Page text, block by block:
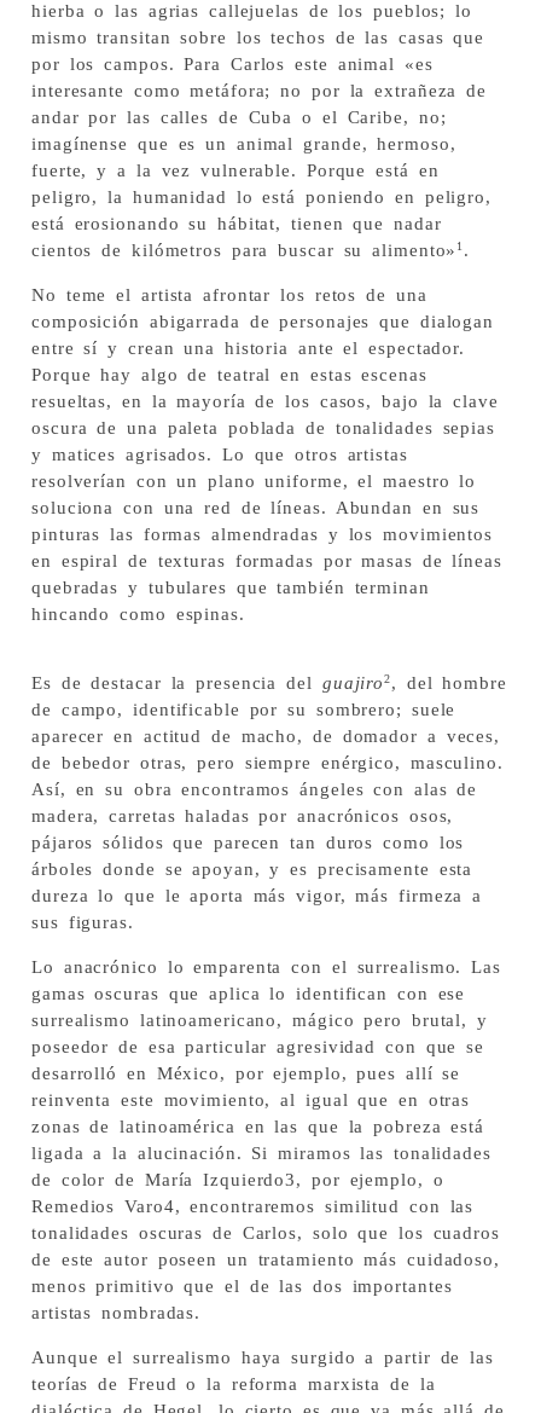
hierba o las agrias callejuelas de los pueblos; lo
mismo transitan sobre los techos de las casas que
por los campos. Para Carlos este animal «es
interesante como metáfora; no por la extrañeza de
andar por las calles de Cuba o el Caribe, no;
imagínense que es un animal grande, hermoso,
fuerte, y a la vez vulnerable. Porque está en
peligro, la humanidad lo está poniendo en peligro,
está erosionando su hábitat, tienen que nadar
cientos de kilómetros para buscar su alimento» 1.
No teme el artista afrontar los retos de una
composición abigarrada de personajes que dialogan
entre sí y crean una historia ante el espectador.
Porque hay algo de teatral en estas escenas
resueltas, en la mayoría de los casos, bajo la clave
oscura de una paleta poblada de tonalidades sepias
y matices agrisados. Lo que otros artistas
resolverían con un plano uniforme, el maestro lo
soluciona con una red de líneas. Abundan en sus
pinturas las formas almendradas y los movimientos
en espiral de texturas formadas por masas de líneas
quebradas y tubulares que también terminan
hincando como espinas.
Es de destacar la presencia del guajiro2, del hombre
de campo, identificable por su sombrero; suele
aparecer en actitud de macho, de domador a veces,
de bebedor otras, pero siempre enérgico, masculino.
Así, en su obra encontramos ángeles con alas de
madera, carretas haladas por anacrónicos osos,
pájaros sólidos que parecen tan duros como los
árboles donde se apoyan, y es precisamente esta
dureza lo que le aporta más vigor, más firmeza a
sus figuras.
Lo anacrónico lo emparenta con el surrealismo. Las
gamas oscuras que aplica lo identifican con ese
surrealismo latinoamericano, mágico pero brutal, y
poseedor de esa particular agresividad con que se
desarrolló en México, por ejemplo, pues allí se
reinventa este movimiento, al igual que en otras
zonas de latinoamérica en las que la pobreza está
ligada a la alucinación. Si miramos las tonalidades
de color de María Izquierdo3, por ejemplo, o
Remedios Varo4, encontraremos similitud con las
tonalidades oscuras de Carlos, solo que los cuadros
de este autor poseen un tratamiento más cuidadoso,
menos primitivo que el de las dos importantes
artistas nombradas.
Aunque el surrealismo haya surgido a partir de las
teorías de Freud o la reforma marxista de la